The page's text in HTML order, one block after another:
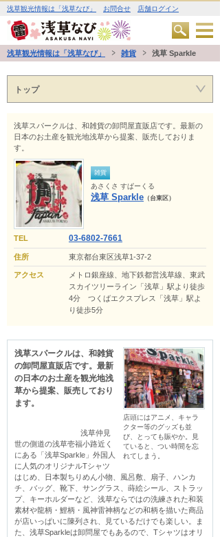
浅草観光情報は「浅草なび」 お問合せ 店舗ログイン
浅草観光情報は「浅草なび」 雑貨 浅草 Sparkle
トップ
浅草スパークルは、和雑貨の卸問屋直販店です。最新の
日本のお土産を観光地浅草から提案、販売しておりま
す。
雑貨
あさくさ すぱーくる
浅草 Sparkle （台東区）
TEL 03-6802-7661
住所 東京都台東区浅草1-37-2
アクセス
メトロ銀座線、地下鉄都営浅草線、東武
スカイツリーライン「浅草」駅より徒歩
4分 つくばエクスプレス「浅草」駅よ
り徒歩5分
店頭にはアニメ、キャラ
クター等のグッズも並
び、とっても賑やか。見
ていると、つい時間を忘
れてしまう。
浅草スパークルは、和雑貨
の卸問屋直販店です。最新
の日本のお土産を観光地浅
草から提案、販売しており
ます。
世の側道の浅草壱福小路近く
にある「浅草Sparkle」外国人
に人気のオリジナルTシャツ
はじめ、日本製ちりめん小物、風呂敷、扇子、ハンカ
チ、バッグ、靴下、サングラス、蒔絵シール、ストラッ
プ、キーホルダーなど、浅草ならではの洗練された和装
素材や龍柄・鯉柄・風神雷神柄などの和柄を描いた商品
が店いっぱいに陳列され、見ているだけでも楽しい。ま
た、浅草Sparkleは卸問屋でもあるので、Tシャツはオリ